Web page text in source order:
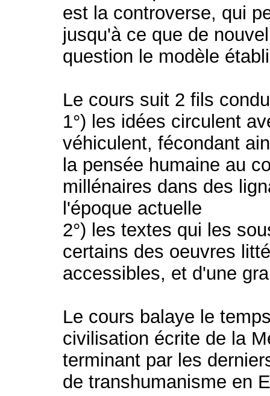
est la controverse, qui
jusqu'à ce que de
question le modèle
Le cours suit 2 fils
1°) les idées circulent
véhiculent, fécondant
la pensée humaine au
millénaires dans des
l'époque actuelle
2°) les textes qui les
certains des oeuvres
accessibles, et d'une
Le cours balaye le
civilisation écrite de la
terminant par les
de transhumanisme en